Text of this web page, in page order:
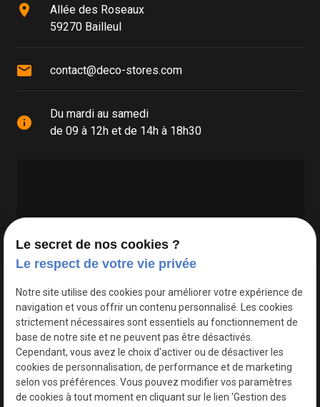
place
Allée des Roseaux
59270 Bailleul
mail contact@deco-stores.com
info
Du mardi au samedi
de 09 à 12h et de 14h à 18h30
Google Maps Search API est désactivé.
Le secret de nos cookies ?
Le respect de votre vie privée
Notre site utilise des cookies pour améliorer votre expérience de
navigation et vous offrir un contenu personnalisé. Les cookies
strictement nécessaires sont essentiels au fonctionnement de
base de notre site et ne peuvent pas être désactivés.
Cependant, vous avez le choix d'activer ou de désactiver les
cookies de personnalisation, de performance et de marketing
selon vos préférences. Vous pouvez modifier vos paramètres
de cookies à tout moment en cliquant sur le lien 'Gestion des